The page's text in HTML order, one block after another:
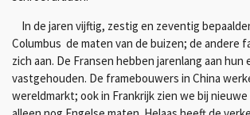
In de jaren vijftig, zestig en zeventig
Columbus de maten van de buizen; de andere
zich aan. De Fransen hebben jarenlang aan hun
vastgehouden. De framebouwers in China
wereldmarkt; ook in Frankrijk zien we bij